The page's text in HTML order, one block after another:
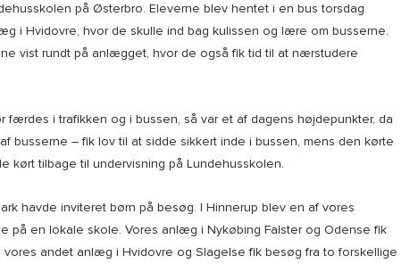
på Østerbro. Eleverne blev hentet i en bus torsdag
i Hvidovre, hvor de skulle ind bag kulissen og lære om busserne.
vist rundt på anlægget, hvor de også fik tid til at nærstudere
færdes i trafikken og i bussen, så var et af dagens højdepunkter, da
busserne – fik lov til at sidde sikkert inde i bussen, mens den kørte
kørt tilbage til undervisning på Lundehusskolen.
havde inviteret børn på besøg. I Hinnerup blev en af vores
på en lokale skole. Vores anlæg i Nykøbing Falster og Odense fik
andet anlæg i Hvidovre og Slagelse fik besøg fra to forskellige